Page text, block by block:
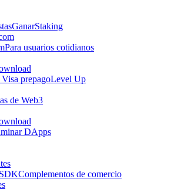
GanarStaking
Para usuarios cotidianos
prepagoLevel Up
de Web3
DApps
Complementos de comercio